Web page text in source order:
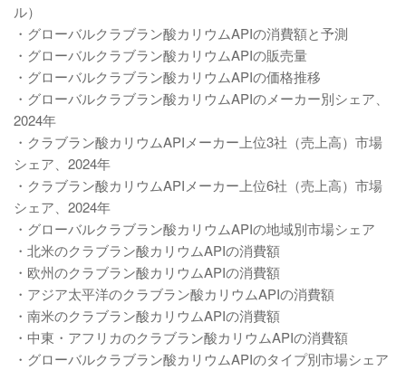
ル）
・グローバルクラブラン酸カリウムAPIの消費額と予測
・グローバルクラブラン酸カリウムAPIの販売量
・グローバルクラブラン酸カリウムAPIの価格推移
・グローバルクラブラン酸カリウムAPIのメーカー別シェア、
2024年
・クラブラン酸カリウムAPIメーカー上位3社（売上高）市場
シェア、2024年
・クラブラン酸カリウムAPIメーカー上位6社（売上高）市場
シェア、2024年
・グローバルクラブラン酸カリウムAPIの地域別市場シェア
・北米のクラブラン酸カリウムAPIの消費額
・欧州のクラブラン酸カリウムAPIの消費額
・アジア太平洋のクラブラン酸カリウムAPIの消費額
・南米のクラブラン酸カリウムAPIの消費額
・中東・アフリカのクラブラン酸カリウムAPIの消費額
・グローバルクラブラン酸カリウムAPIのタイプ別市場シェア